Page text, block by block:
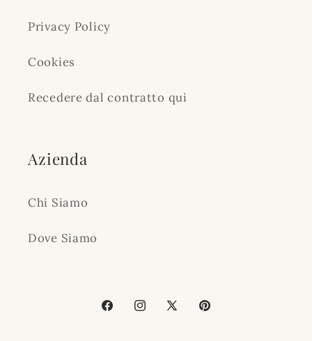
Privacy Policy
Cookies
Recedere dal contratto qui
Azienda
Chi Siamo
Dove Siamo
FacebookInstagram
X
Pinterest